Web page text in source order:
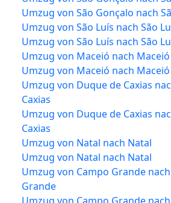
Umzug von São Gonçalo nach
Umzug von São Luís nach São
Umzug von São Luís nach São
Umzug von Maceió nach Maceió
Umzug von Maceió nach Maceió
Umzug von Duque de Caxias
Caxias
Umzug von Duque de Caxias
Caxias
Umzug von Natal nach Natal
Umzug von Natal nach Natal
Umzug von Campo Grande
Grande